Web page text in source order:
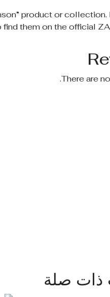
product or collection.
them on the official
There are
ذات صلة